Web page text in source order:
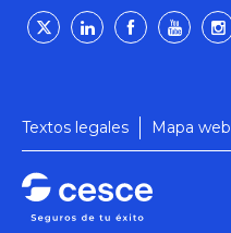
Textos legales Mapa web